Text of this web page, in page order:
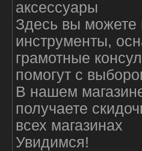
аксессуары
Здесь вы можете
инструменты,
грамотные
помогут с
В нашем
получаете
всех магазинах
Увидимся!